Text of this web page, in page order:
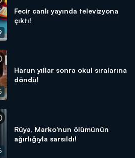
Fecir canlı yayında televizyona
çıktı!
Harun yıllar sonra okul sıralarına
döndü!
Rüya, Marko'nun ölümünün
ağırlığıyla sarsıldı!